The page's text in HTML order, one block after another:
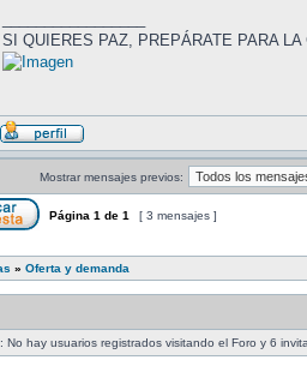
SI QUIERES PAZ, PREPÁRATE PARA LA
Mostrar mensajes previos:
Página 1 de 1 [ 3 mensajes ]
» Oferta y demanda
hay usuarios registrados visitando el Foro y 6